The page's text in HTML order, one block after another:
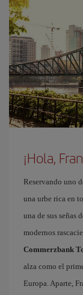
¡Hola,
Reservando uno
una urbe rica en
una de sus señas
modernos
Commerzbank
alza como el
Europa. Aparte,